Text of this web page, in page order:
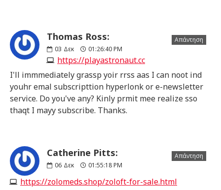
Thomas Ross:
03 Δεκ 01:26:40 PM
https://playastronaut.cc
Απάντηση
I'll immmediately grassp yoir rrss aas I can noot ind
youhr emal subscripttion hyperlonk or e-newsletter
service. Do you've any? Kinly prmit mee realize sso
thaqt I mayy subscribe. Thanks.
Catherine Pitts:
06 Δεκ 01:55:18 PM
https://zolomeds.shop/zoloft-for-sale.html
Απάντηση